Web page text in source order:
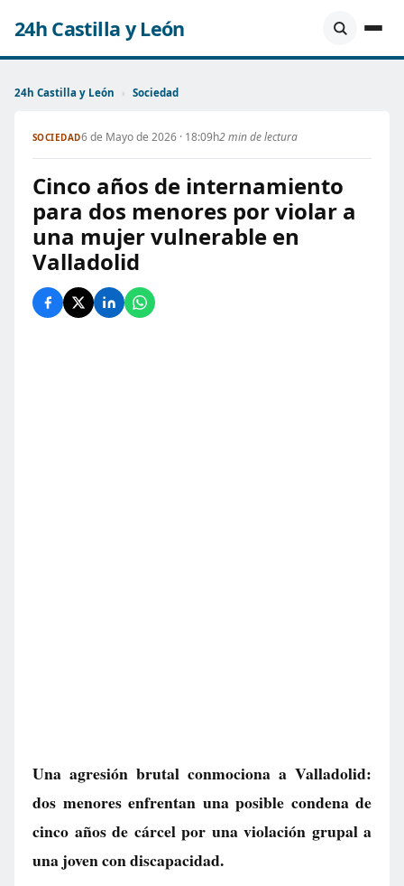
24h Castilla y León
24h Castilla y León › Sociedad
SOCIEDAD6 de Mayo de 2026 · 18:09h2 min de lectura
Cinco años de internamiento
para dos menores por violar a
una mujer vulnerable en
Valladolid
Una agresión brutal conmociona a Valladolid:
dos menores enfrentan una posible condena de
cinco años de cárcel por una violación grupal a
una joven con discapacidad.